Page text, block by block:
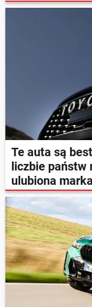
Te auta są
liczbie państw
ulubiona